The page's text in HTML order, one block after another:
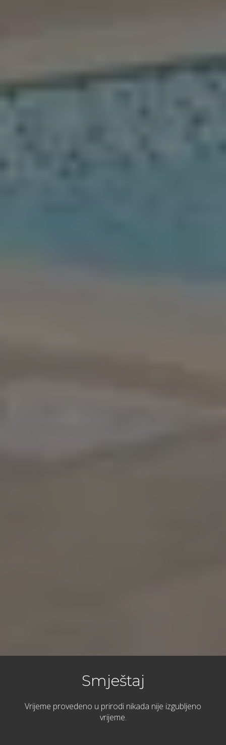
Smještaj
Vrijeme provedeno u prirodi nikada nije izgubljeno
vrijeme.